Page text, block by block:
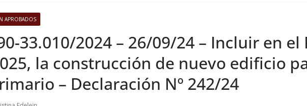
APROBADOS
33.010/2024 – 26/09/24 – Incluir en
la construcción de nuevo edificio
– Declaración Nº 242/24